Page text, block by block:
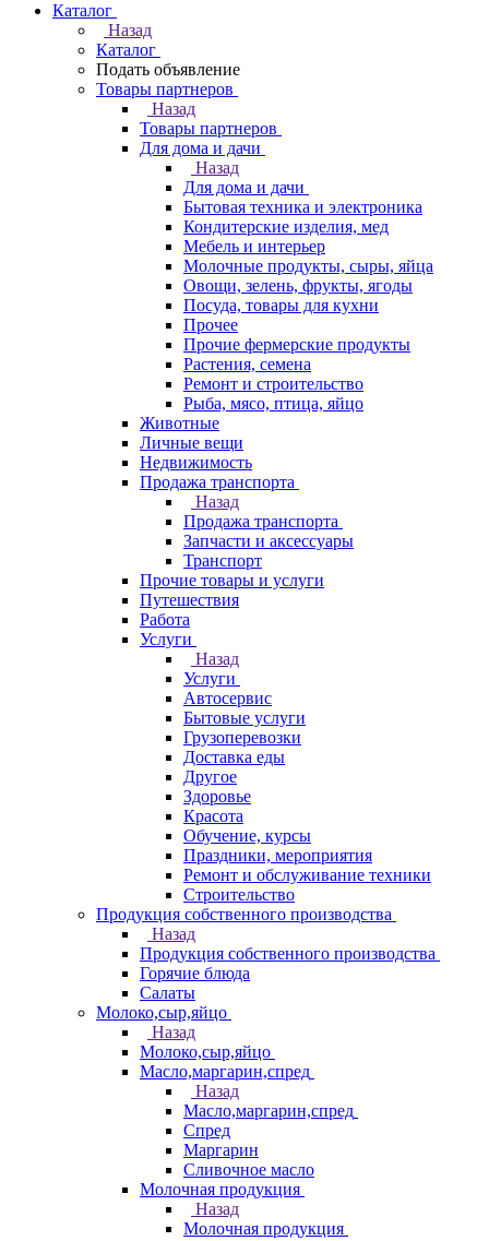
Каталог
Назад
Каталог
Подать объявление
Товары партнеров
Назад
Товары партнеров
Для дома и дачи
Назад
Для дома и дачи
Бытовая техника и электроника
Кондитерские изделия, мед
Мебель и интерьер
Молочные продукты, сыры, яйца
Овощи, зелень, фрукты, ягоды
Посуда, товары для кухни
Прочее
Прочие фермерские продукты
Растения, семена
Ремонт и строительство
Рыба, мясо, птица, яйцо
Животные
Личные вещи
Недвижимость
Продажа транспорта
Назад
Продажа транспорта
Запчасти и аксессуары
Транспорт
Прочие товары и услуги
Путешествия
Работа
Услуги
Назад
Услуги
Автосервис
Бытовые услуги
Грузоперевозки
Доставка еды
Другое
Здоровье
Красота
Обучение, курсы
Праздники, мероприятия
Ремонт и обслуживание техники
Строительство
Продукция собственного производства
Назад
Продукция собственного производства
Горячие блюда
Салаты
Молоко,сыр,яйцо
Назад
Молоко,сыр,яйцо
Масло,маргарин,спред
Назад
Масло,маргарин,спред
Спред
Маргарин
Сливочное масло
Молочная продукция
Назад
Молочная продукция